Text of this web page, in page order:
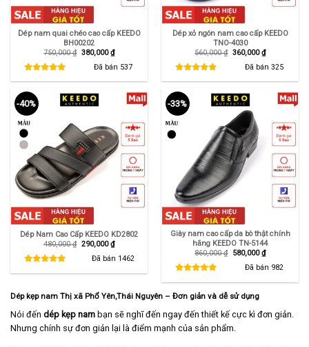
Dép nam quai chéo cao cấp KEEDO
BH00202
750,000₫ Giá
750,000 ₫.
380,000₫Giá
hiện
tại
là:
380,000 ₫.
Đã bán 537
Dép xỏ ngón nam cao cấp KEEDO
TNO-4030
560,000₫ Giá
560,000 ₫.
360,000₫Giá
hiện
tại
là:
360,000 ₫.
Đã bán 325
-40%
Dép Nam Cao Cấp KEEDO KD2802
480,000₫ Giá
290,000₫Giá
hiện
tại
Đã bán 1462
-33%
Giày nam cao cấp da bò thật chính
hãng KEEDO TN-5144
860,000₫ Giá
580,000₫Giá
hiện
tại
Đã bán 982
Dép kẹp nam Thị xã Phổ Yên,Thái Nguyên – Đơn giản và dễ sử dụng
Nói đến dép kẹp nam bạn sẽ nghĩ đến ngay đến thiết kế cực kì đơn giản.
Nhưng chính sự đơn giản lại là điểm mạnh của sản phẩm.